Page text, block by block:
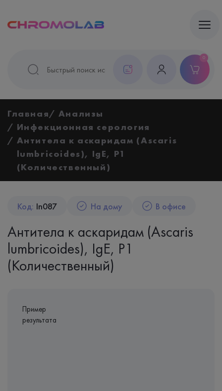
0
Главная
Анализы
Инфекционная серология
Антитела к аскаридам (Ascaris
lumbricoides), IgЕ, P1
(Количественный)
Код: In087 На дому В офисе
Антитела к аскаридам (Ascaris
lumbricoides), IgЕ, P1
(Количественный)
Пример
результата